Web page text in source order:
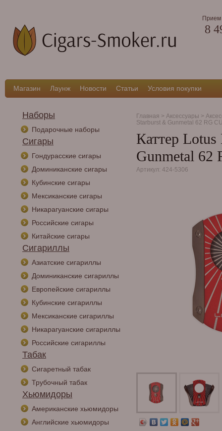
Прием
8
Магазин Лаунж Новости Статьи Условия покупки
Наборы
Подарочные наборы
Сигары
Гондурасские сигары
Доминиканские сигары
Кубинские сигары
Мексиканские сигары
Никарагуанские сигары
Российские сигары
Китайские сигары
Сигариллы
Азиатские сигариллы
Доминиканские сигариллы
Европейские сигариллы
Кубинские сигариллы
Мексиканские сигариллы
Никарагуанские сигариллы
Российские сигариллы
Табак
Сигаретный табак
Трубочный табак
Хьюмидоры
Американские хьюмидоры
Английские хьюмидоры
Главная > Аксессуары >
Starburst & Gunmetal 62 RG
Каттер
Gunmetal 62
Артикул: 424-5306